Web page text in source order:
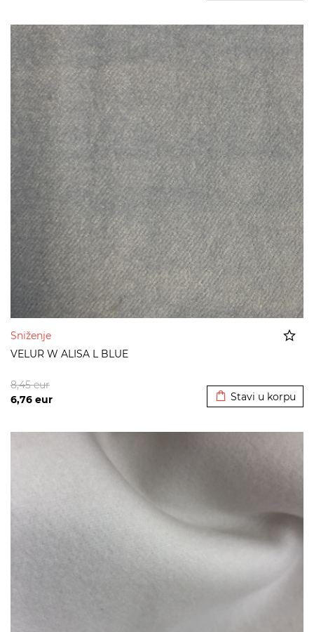
Sniženje
VELUR W ALISA L BLUE
6,76 eur
8,45eur
Stavi u korpu